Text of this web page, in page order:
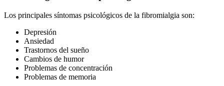
Los principales síntomas psicológicos de la fibromialgia son:
Depresión
Ansiedad
Trastornos del sueño
Cambios de humor
Problemas de concentración
Problemas de memoria